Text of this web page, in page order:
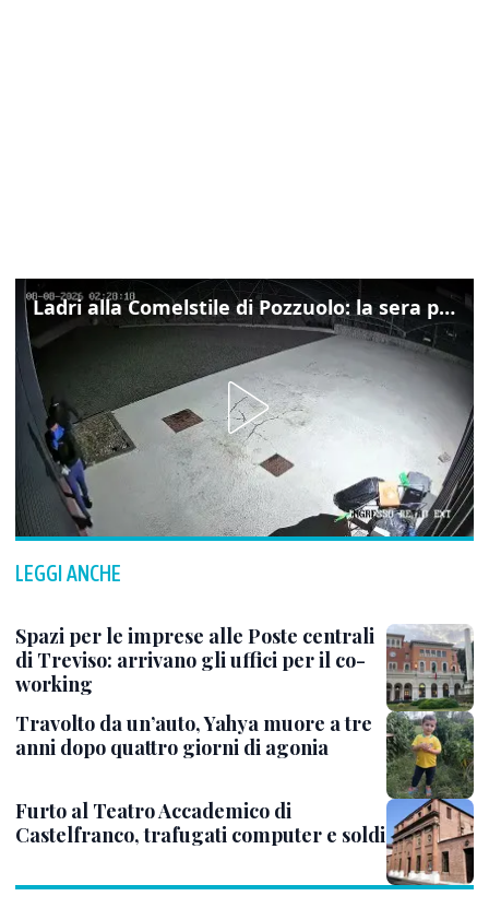
Ladri alla Comelstile di Pozzuolo: la sera prima il tentato furto a Buja, ecco le immagini
LEGGI ANCHE
Spazi per le imprese alle Poste centrali
di Treviso: arrivano gli uffici per il co-
working
Travolto da un’auto, Yahya muore a tre
anni dopo quattro giorni di agonia
Furto al Teatro Accademico di
Castelfranco, trafugati computer e soldi